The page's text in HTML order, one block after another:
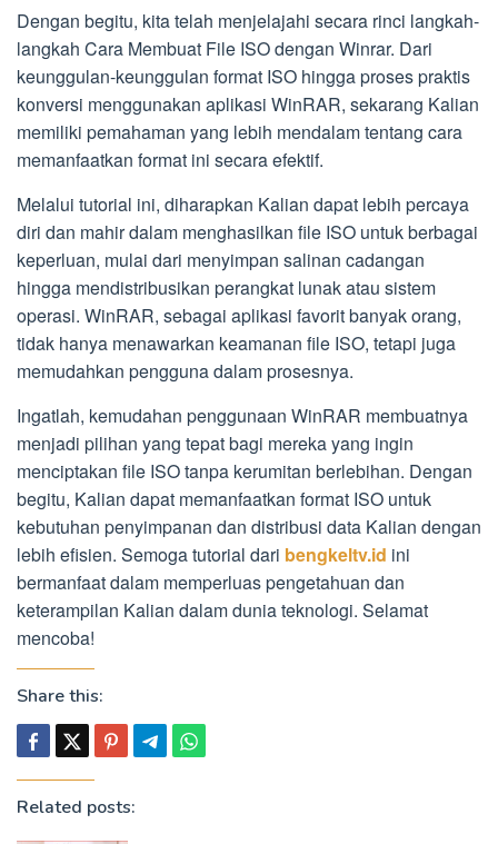
Dengan begitu, kita telah menjelajahi secara rinci langkah-
langkah Cara Membuat File ISO dengan Winrar. Dari
keunggulan-keunggulan format ISO hingga proses praktis
konversi menggunakan aplikasi WinRAR, sekarang Kalian
memiliki pemahaman yang lebih mendalam tentang cara
memanfaatkan format ini secara efektif.
Melalui tutorial ini, diharapkan Kalian dapat lebih percaya
diri dan mahir dalam menghasilkan file ISO untuk berbagai
keperluan, mulai dari menyimpan salinan cadangan
hingga mendistribusikan perangkat lunak atau sistem
operasi. WinRAR, sebagai aplikasi favorit banyak orang,
tidak hanya menawarkan keamanan file ISO, tetapi juga
memudahkan pengguna dalam prosesnya.
Ingatlah, kemudahan penggunaan WinRAR membuatnya
menjadi pilihan yang tepat bagi mereka yang ingin
menciptakan file ISO tanpa kerumitan berlebihan. Dengan
begitu, Kalian dapat memanfaatkan format ISO untuk
kebutuhan penyimpanan dan distribusi data Kalian dengan
lebih efisien. Semoga tutorial dari bengkeltv.id ini
bermanfaat dalam memperluas pengetahuan dan
keterampilan Kalian dalam dunia teknologi. Selamat
mencoba!
Share this:
Related posts: